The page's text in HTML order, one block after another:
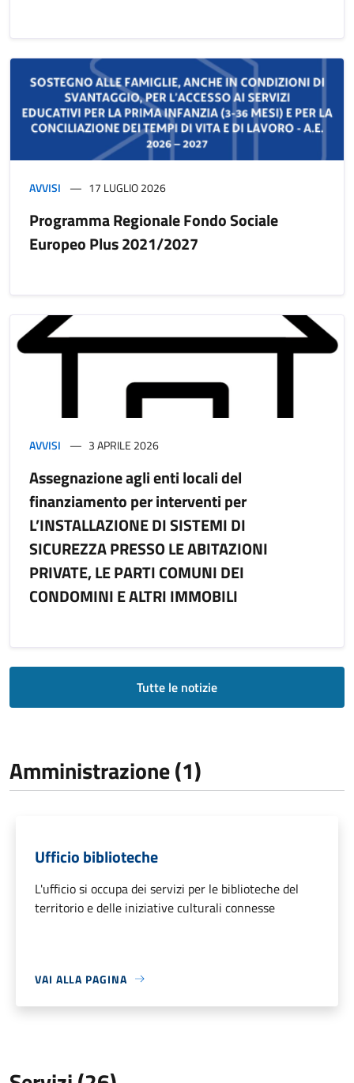
AVVISI 17 LUGLIO 2026
Programma Regionale Fondo Sociale
Europeo Plus 2021/2027
AVVISI 3 APRILE 2026
Assegnazione agli enti locali del
finanziamento per interventi per
L’INSTALLAZIONE DI SISTEMI DI
SICUREZZA PRESSO LE ABITAZIONI
PRIVATE, LE PARTI COMUNI DEI
CONDOMINI E ALTRI IMMOBILI
Tutte le notizie
Amministrazione (1)
Ufficio biblioteche
L'ufficio si occupa dei servizi per le biblioteche del
territorio e delle iniziative culturali connesse
VAI ALLA PAGINA